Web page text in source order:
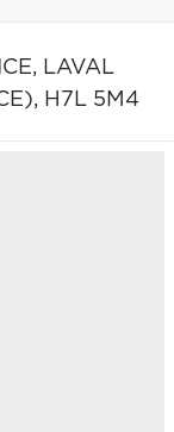
LAVAL
H7L 5M4